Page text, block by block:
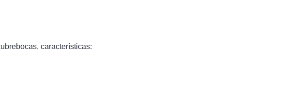
características: